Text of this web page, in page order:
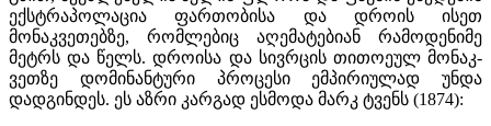
ექსტრაპოლაცია ფართობისა და დროის ისეთ
მონაკვეთებზე, რომლებიც აღემატებიან რამოდენიმე
მეტრს და წელს. დროისა და სივრცის თითოეულ მონაკ-
ვეთზე დომინანტური პროცესი ემპირიულად უნდა
დადგინდეს. ეს აზრი კარგად ესმოდა მარკ ტვენს (1874):